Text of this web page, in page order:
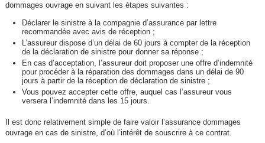
dommages ouvrage en suivant les étapes suivantes :
Déclarer le sinistre à la compagnie d’assurance par lettre
recommandée avec avis de réception ;
L’assureur dispose d’un délai de 60 jours à compter de la réception
de la déclaration de sinistre pour donner sa réponse ;
En cas d’acceptation, l’assureur doit proposer une offre d’indemnité
pour procéder à la réparation des dommages dans un délai de 90
jours à partir de la réception de déclaration de sinistre ;
Vous pouvez accepter cette offre, auquel cas l’assureur vous
versera l’indemnité dans les 15 jours.
Il est donc relativement simple de faire valoir l’assurance dommages
ouvrage en cas de sinistre, d’où l’intérêt de souscrire à ce contrat.